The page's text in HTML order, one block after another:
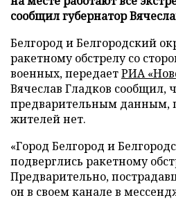
сообщил губернатор
Белгород и Белгородский
ракетному обстрелу со
военных, передаетРИА
Вячеслав Гладков сообщил,
предварительным данным,
жителей нет.
«Город Белгород и
подверглись ракетному
Предварительно,
он в своем канале в